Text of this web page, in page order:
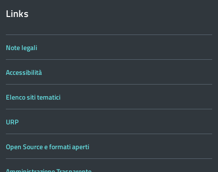
Links
Note legali
Accessibilità
Elenco siti tematici
URP
Open Source e formati aperti